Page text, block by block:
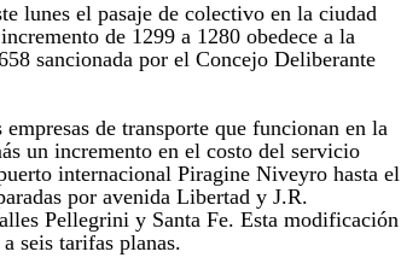
lunes el pasaje de colectivo en la ciudad
de 1299 a 1280 obedece a la
sancionada por el Concejo Deliberante
de transporte que funcionan en la
un incremento en el costo del servicio
internacional Piragine Niveyro hasta el
por avenida Libertad y J.R.
Pellegrini y Santa Fe. Esta modificación
seis tarifas planas.